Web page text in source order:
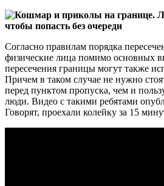
Согласно правилам порядка
физические лица помимо основных
пересечения границы могут также
Причем в таком случае не нужно
перед пунктом пропуска, чем и
люди. Видео с такими ребятами
Говорят, проехали колейку за 15